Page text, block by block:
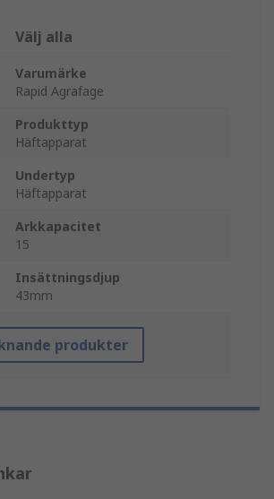
Välj alla
Varumärke
Rapid Agrafage
Produkttyp
Häftapparat
Undertyp
Häftapparat
Arkkapacitet
15
Insättningsdjup
43mm
produkter